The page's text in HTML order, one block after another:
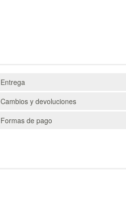
Entrega
Cambios y devoluciones
Formas de pago